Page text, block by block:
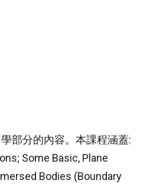
部分的內容。本課程涵蓋:
Some Basic, Plane
Bodies (Boundary